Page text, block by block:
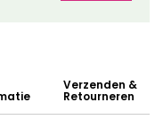
Verzenden &
Retourneren